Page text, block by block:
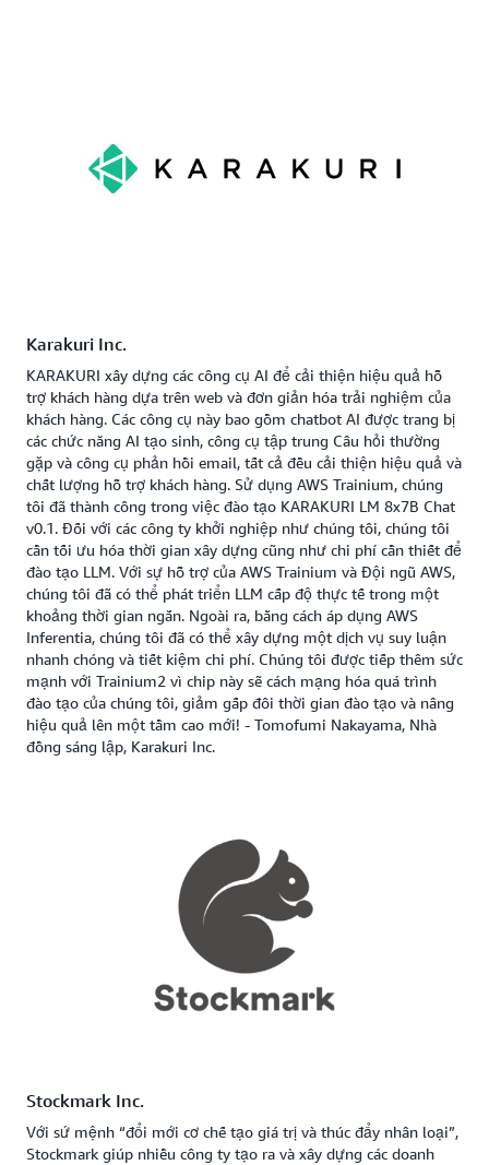
Karakuri Inc.
KARAKURI xây dựng các công cụ AI để cải thiện hiệu quả hỗ
trợ khách hàng dựa trên web và đơn giản hóa trải nghiệm của
khách hàng. Các công cụ này bao gồm chatbot AI được trang bị
các chức năng AI tạo sinh, công cụ tập trung Câu hỏi thường
gặp và công cụ phản hồi email, tất cả đều cải thiện hiệu quả và
chất lượng hỗ trợ khách hàng. Sử dụng AWS Trainium, chúng
tôi đã thành công trong việc đào tạo KARAKURI LM 8x7B Chat
v0.1. Đối với các công ty khởi nghiệp như chúng tôi, chúng tôi
cần tối ưu hóa thời gian xây dựng cũng như chi phí cần thiết để
đào tạo LLM. Với sự hỗ trợ của AWS Trainium và Đội ngũ AWS,
chúng tôi đã có thể phát triển LLM cấp độ thực tế trong một
khoảng thời gian ngắn. Ngoài ra, bằng cách áp dụng AWS
Inferentia, chúng tôi đã có thể xây dựng một dịch vụ suy luận
nhanh chóng và tiết kiệm chi phí. Chúng tôi được tiếp thêm sức
mạnh với Trainium2 vì chip này sẽ cách mạng hóa quá trình
đào tạo của chúng tôi, giảm gấp đôi thời gian đào tạo và nâng
hiệu quả lên một tầm cao mới! - Tomofumi Nakayama, Nhà
đồng sáng lập, Karakuri Inc.
Stockmark Inc.
Với sứ mệnh “đổi mới cơ chế tạo giá trị và thúc đẩy nhân loại”,
Stockmark giúp nhiều công ty tạo ra và xây dựng các doanh